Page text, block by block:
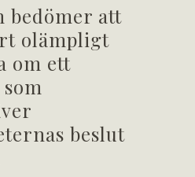
bedömer att
olämpligt
om ett
beslut